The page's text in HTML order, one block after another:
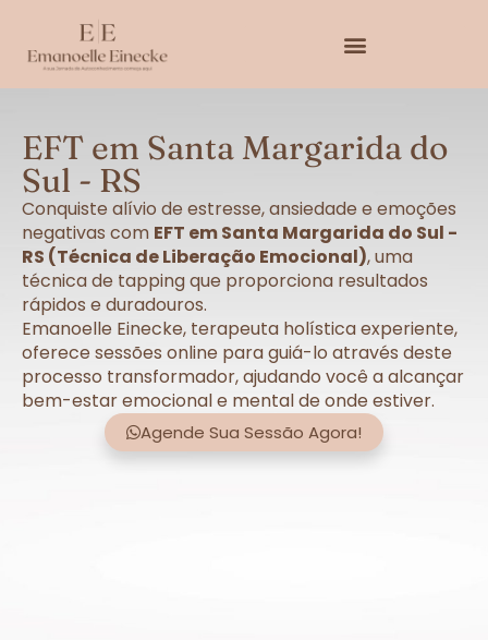
EFT em Santa Margarida do
Sul - RS
Conquiste alívio de estresse, ansiedade e emoções
negativas com EFT em Santa Margarida do Sul -
RS (Técnica de Liberação Emocional), uma
técnica de tapping que proporciona resultados
rápidos e duradouros.
Emanoelle Einecke, terapeuta holística experiente,
oferece sessões online para guiá-lo através deste
processo transformador, ajudando você a alcançar
bem-estar emocional e mental de onde estiver.
Agende Sua Sessão Agora!